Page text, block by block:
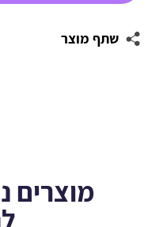
שתף מוצר
מוצרים